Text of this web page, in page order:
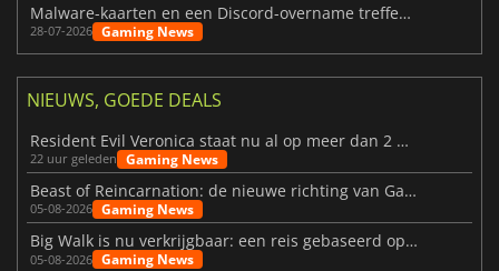
Malware-kaarten en een Discord-overname treffen Meccha Chameleon
28-07-2026 Gaming News
NIEUWS, GOEDE DEALS
Resident Evil Veronica staat nu al op meer dan 2 miljoen verlanglijstjes
22 uur geleden Gaming News
Beast of Reincarnation: de nieuwe richting van Game Freak
05-08-2026 Gaming News
Big Walk is nu verkrijgbaar: een reis gebaseerd op vriendschap
05-08-2026 Gaming News